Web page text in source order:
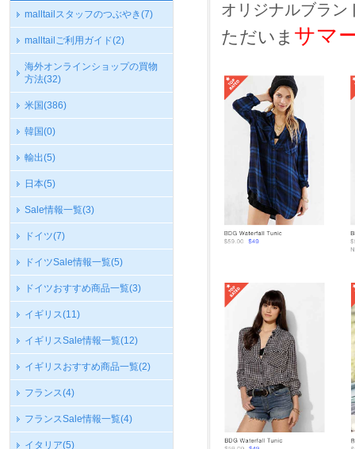
malltailスタッフのつぶやき(7)
malltailご利用ガイド(2)
海外オンラインショップの買物
方法(32)
米国(386)
韓国(0)
輸出(5)
日本(5)
Sale情報一覧(3)
ドイツ(7)
ドイツSale情報一覧(5)
ドイツおすすめ商品一覧(3)
イギリス(11)
イギリスSale情報一覧(12)
イギリスおすすめ商品一覧(2)
フランス(4)
フランスSale情報一覧(4)
イタリア(5)
オリジナルブラン
ただいま サマ